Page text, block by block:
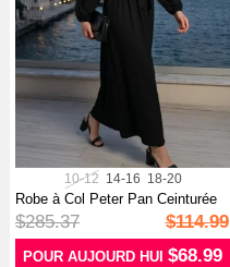
10-12 14-16 18-20
Robe à Col Peter Pan Ceinturée
2252...
$285.37 $114.99
POUR AUJOURD HUI$68.99